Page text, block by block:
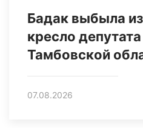
Бадак выбыла
кресло
Тамбовской
07.08.2026